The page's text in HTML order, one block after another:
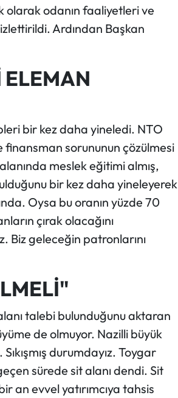
olarak odanın faaliyetleri ve
Ardından Başkan
bir kez daha yineledi. NTO
sorununun çözülmesi
meslek eğitimi almış,
bir kez daha yineleyerek
Oysa bu oranın yüzde 70
çırak olacağını
Biz geleceğin patronlarını
talebi bulunduğunu aktaran
de olmuyor. Nazilli büyük
durumdayız. Toygar
sürede sit alanı dendi. Sit
an evvel yatırımcıya tahsis